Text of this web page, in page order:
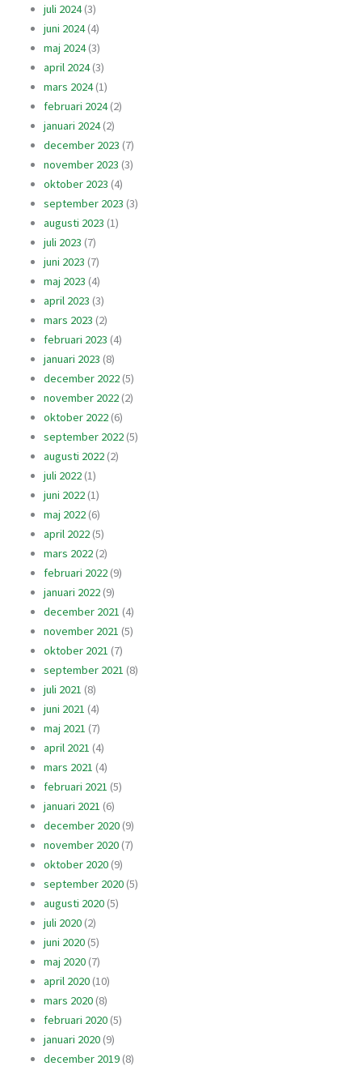
juli 2024(3)
juni 2024(4)
maj 2024(3)
april 2024(3)
mars 2024(1)
februari 2024(2)
januari 2024(2)
december 2023 (7)
november 2023 (3)
oktober 2023 (4)
september 2023 (3)
augusti 2023 (1)
juli 2023 (7)
juni 2023 (7)
maj 2023 (4)
april 2023 (3)
mars 2023 (2)
februari 2023 (4)
januari 2023 (8)
december 2022(5)
november 2022(2)
oktober 2022(6)
september 2022(5)
augusti 2022(2)
juli 2022(1)
juni 2022(1)
maj 2022(6)
april 2022(5)
mars 2022(2)
februari 2022(9)
januari 2022(9)
december 2021 (4)
november 2021 (5)
oktober 2021 (7)
september 2021 (8)
juli 2021 (8)
juni 2021 (4)
maj 2021 (7)
april 2021 (4)
mars 2021 (4)
februari 2021 (5)
januari 2021 (6)
december 2020(9)
november 2020(7)
oktober 2020(9)
september 2020(5)
augusti 2020(5)
juli 2020(2)
juni 2020(5)
maj 2020(7)
april 2020(10)
mars 2020(8)
februari 2020(5)
januari 2020(9)
december 2019(8)